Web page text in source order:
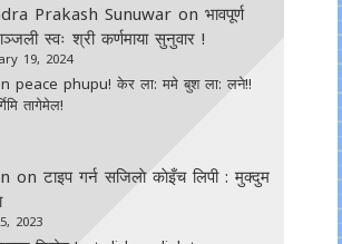
Prakash Sunuwar onभावपूर्ण
स्वः श्री कर्णमाया सुनुवार !
19, 2024
peace phupu! केर ला: ममे बुश ला: लने!!
तागेमेल!
onटाइप गर्न सजिलाे काेइँच लिपी : मुक्दुम
2023